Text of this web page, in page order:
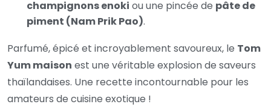
champignons enoki ou une pincée de pâte de
piment (Nam Prik Pao).
Parfumé, épicé et incroyablement savoureux, le Tom
Yum maison est une véritable explosion de saveurs
thaïlandaises. Une recette incontournable pour les
amateurs de cuisine exotique !